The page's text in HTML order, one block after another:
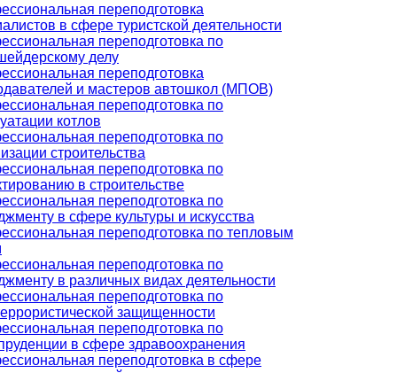
переподготовка
в сфере туристской деятельности
переподготовка по
делу
переподготовка
и мастеров автошкол (МПОВ)
переподготовка по
котлов
переподготовка по
строительства
переподготовка по
в строительстве
переподготовка по
в сфере культуры и искусства
переподготовка по тепловым
переподготовка по
в различных видах деятельности
переподготовка по
защищенности
переподготовка по
в сфере здравоохранения
переподготовка в сфере